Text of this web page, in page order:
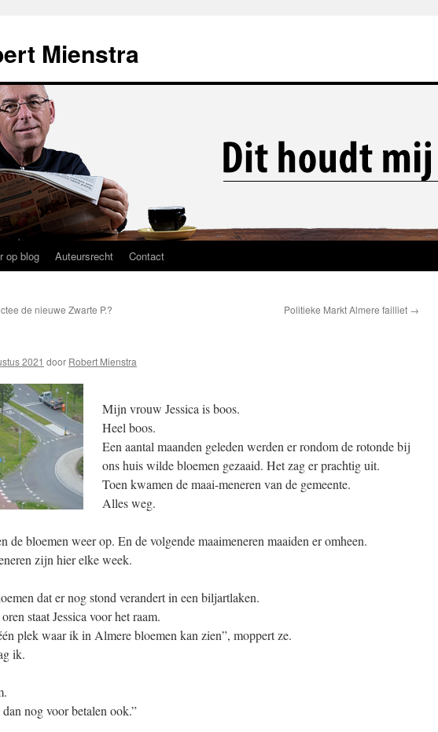
Mienstra
op blog Auteursrecht Contact
de nieuwe Zwarte P.? Politieke Markt Almere failliet →
2021 door Robert Mienstra
Mijn vrouw Jessica is boos.
Heel boos.
Een aantal maanden geleden werden er rondom de rotonde bij
ons huis wilde bloemen gezaaid. Het zag er prachtig uit.
Toen kwamen de maai-meneren van de gemeente.
Alles weg.
de bloemen weer op. En de volgende maaimeneren maaiden er omheen.
zijn hier elke week.
dat er nog stond verandert in een biljartlaken.
staat Jessica voor het raam.
plek waar ik in Almere bloemen kan zien”, moppert ze.
ik.
nog voor betalen ook.”